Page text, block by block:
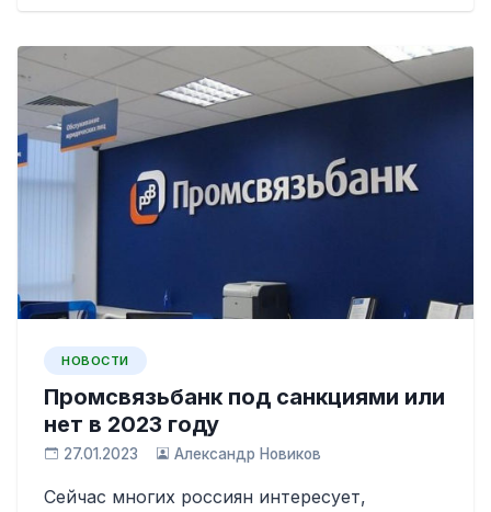
НОВОСТИ
Промсвязьбанк под санкциями или
нет в 2023 году
27.01.2023 Александр Новиков
Сейчас многих россиян интересует,